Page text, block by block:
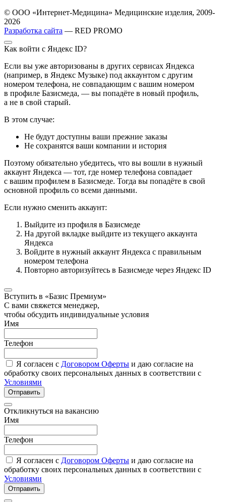
© ООО «Интернет-Медицина» Медицинские изделия, 2009-
2026
Разработка сайта — RED PROMO
Как войти с Яндекс ID?
Если вы уже авторизованы в других сервисах Яндекса
(например, в Яндекс Музыке) под аккаунтом с другим
номером телефона, не совпадающим с вашим номером
в профиле Базисмеда, — вы попадёте в новый профиль,
а не в свой старый.
В этом случае:
Не будут доступны ваши прежние заказы
Не сохранятся ваши компании и история
Поэтому обязательно убедитесь, что вы вошли в нужный
аккаунт Яндекса — тот, где номер телефона совпадает
с вашим профилем в Базисмеде. Тогда вы попадёте в свой
основной профиль со всеми данными.
Если нужно сменить аккаунт:
Выйдите из профиля в Базисмеде
На другой вкладке выйдите из текущего аккаунта
Яндекса
Войдите в нужный аккаунт Яндекса с правильным
номером телефона
Повторно авторизуйтесь в Базисмеде через Яндекс ID
Вступить в «Базис Премиум»
С вами свяжется менеджер,
чтобы обсудить индивидуальные условия
Имя
Телефон
Я согласен с Договором Оферты и даю согласие на
обработку своих персональных данных в соответствии с
Условиями
Отправить
Откликнуться на вакансию
Имя
Телефон
Я согласен с Договором Оферты и даю согласие на
обработку своих персональных данных в соответствии с
Условиями
Отправить